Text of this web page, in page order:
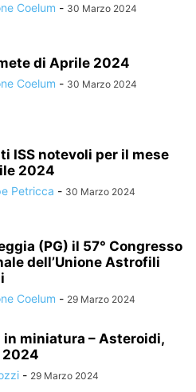
Coelum - 30 Marzo 2024
di Aprile 2024
Coelum - 30 Marzo 2024
ISS notevoli per il mese
2024
Petricca - 30 Marzo 2024
(PG) il 57° Congresso
dell’Unione Astrofili
Coelum - 29 Marzo 2024
in miniatura – Asteroidi,
- 29 Marzo 2024